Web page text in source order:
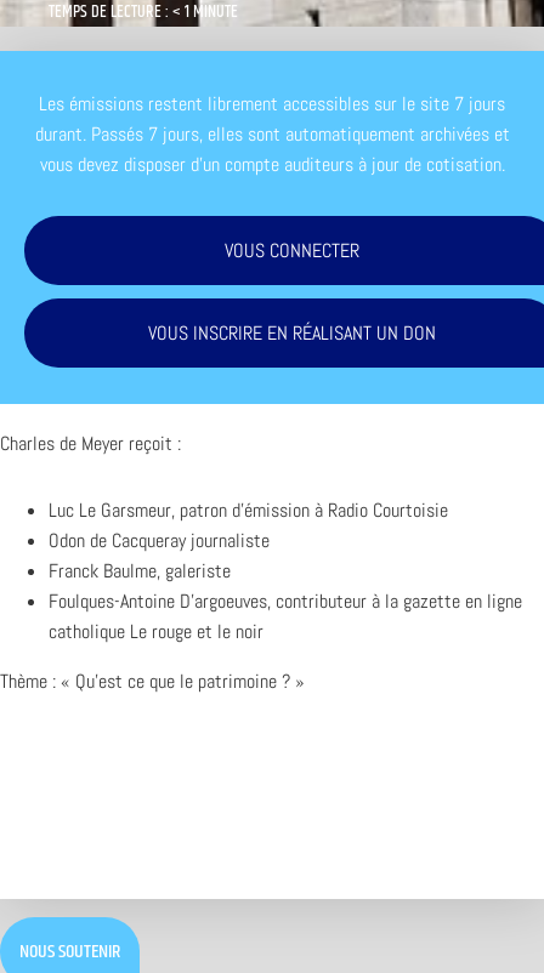
TEMPS DE LECTURE : < 1 MINUTE
Les émissions restent librement accessibles sur le site 7 jours
durant. Passés 7 jours, elles sont automatiquement archivées et
vous devez disposer d'un compte auditeurs à jour de cotisation.
VOUS CONNECTER
VOUS INSCRIRE EN RÉALISANT UN DON
Charles de Meyer reçoit :
Luc Le Garsmeur, patron d’émission à Radio Courtoisie
Odon de Cacqueray journaliste
Franck Baulme, galeriste
Foulques-Antoine D’argoeuves, contributeur à la gazette en ligne
catholique Le rouge et le noir
Thème : « Qu’est ce que le patrimoine ? »
NOUS SOUTENIR